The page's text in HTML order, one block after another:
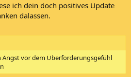
ich dein doch positives Update
dalassen.
vor dem Überforderungsgefühl